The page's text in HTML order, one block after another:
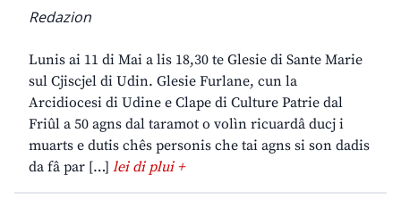
Redazion
Lunis ai 11 di Mai a lis 18,30 te Glesie di Sante Marie
sul Cjiscjel di Udin. Glesie Furlane, cun la
Arcidiocesi di Udine e Clape di Culture Patrie dal
Friûl a 50 agns dal taramot o volìn ricuardâ ducj i
muarts e dutis chês personis che tai agns si son dadis
da fâ par […] lei di plui +